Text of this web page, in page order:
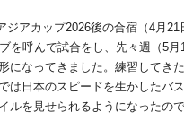
ジアカップ2026後の合宿（4月
を呼んで試合をし、先々週（5
になってきました。練習してき
は日本のスピードを生かしたバ
ルを見せられるようになったの